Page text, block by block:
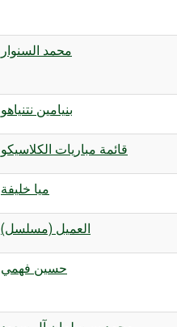
محمد السنوار
بنيامين نتنياهو
قائمة مباريات الكلاسيكو
ميا خليفة
العميل (مسلسل)
حسين فهمي